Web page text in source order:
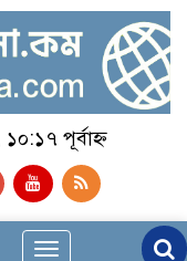
পূর্বাহ্ন
Toggle